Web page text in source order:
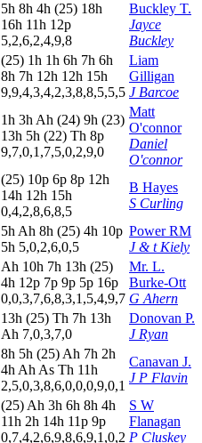
5h 8h 4h (25) 18h
16h 11h 12p
5,2,6,2,4,9,8
Buckley T.
Jayce
Buckley
(25) 1h 1h 6h 7h 6h
8h 7h 12h 12h 15h
9,9,4,3,4,2,3,8,8,5,5,5
Liam
Gilligan
J Barcoe
1h 3h Ah (24) 9h (23)
13h 5h (22) Th 8p
9,7,0,1,7,5,0,2,9,0
Matt
O'connor
Daniel
O'connor
(25) 10p 6p 8p 12h
14h 12h 15h
0,4,2,8,6,8,5
B Hayes
S Curling
5h Ah 8h (25) 4h 10p
5h 5,0,2,6,0,5
Power RM
J & t Kiely
Ah 10h 7h 13h (25)
4h 12p 7p 9p 5p 16p
0,0,3,7,6,8,3,1,5,4,9,7
Mr. L.
Burke-Ott
G Ahern
13h (25) Th 7h 13h
Ah 7,0,3,7,0
Donovan P.
J Ryan
8h 5h (25) Ah 7h 2h
4h Ah As Th 11h
2,5,0,3,8,6,0,0,0,9,0,1
Canavan J.
J P Flavin
(25) Ah 3h 6h 8h 4h
11h 2h 14h 11p 9p
0,7,4,2,6,9,8,6,9,1,0,2
S W
Flanagan
P Cluskey